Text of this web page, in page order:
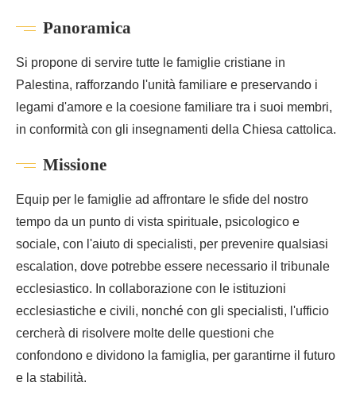
Panoramica
Si propone di servire tutte le famiglie cristiane in
Palestina, rafforzando l'unità familiare e preservando i
legami d'amore e la coesione familiare tra i suoi membri,
in conformità con gli insegnamenti della Chiesa cattolica.
Missione
Equip per le famiglie ad affrontare le sfide del nostro
tempo da un punto di vista spirituale, psicologico e
sociale, con l'aiuto di specialisti, per prevenire qualsiasi
escalation, dove potrebbe essere necessario il tribunale
ecclesiastico. In collaborazione con le istituzioni
ecclesiastiche e civili, nonché con gli specialisti, l'ufficio
cercherà di risolvere molte delle questioni che
confondono e dividono la famiglia, per garantirne il futuro
e la stabilità.